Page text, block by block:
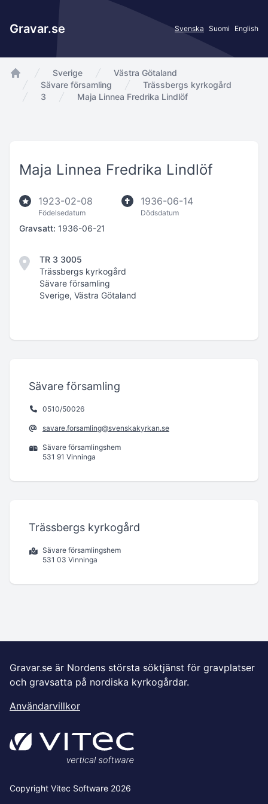
Gravar.se Svenska Suomi English
app.Start
Sverige
Västra Götaland
Sävare församling
Trässbergs kyrkogård
3
Maja Linnea Fredrika Lindlöf
Maja Linnea Fredrika Lindlöf
1923-02-08
Födelsedatum
1936-06-14
Dödsdatum
Gravsatt: 1936-06-21
TR 3 3005
Trässbergs kyrkogård
Sävare församling
Sverige, Västra Götaland
Sävare församling
0510/50026
savare.forsamling@svenskakyrkan.se
Sävare församlingshem
531 91 Vinninga
Trässbergs kyrkogård
Sävare församlingshem
531 03 Vinninga
Gravar.se är Nordens största söktjänst för gravplatser
och gravsatta på nordiska kyrkogårdar.
Användarvillkor
Copyright Vitec Software 2026